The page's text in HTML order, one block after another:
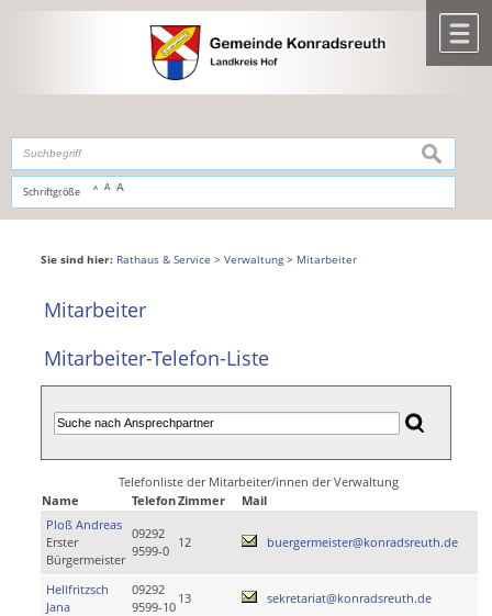
,zur Navigationoderzur Startseitespringen.
Schriftgröße A A A
suchen
Sie sind hier: Rathaus & Service > Verwaltung> Mitarbeiter
Mitarbeiter
Mitarbeiter-Telefon-Liste
Telefonliste der Mitarbeiter/innen der Verwaltung
Name
TelefonZimmer
Mail
Ploß Andreas
Erster
Bürgermeister
09292
9599-0
12 buergermeister@konradsreuth.de
Hellfritzsch
Jana
09292
9599-10
13 sekretariat@konradsreuth.de